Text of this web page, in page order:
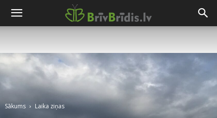
Sākums Laika ziņas